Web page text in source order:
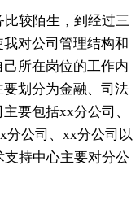
较陌生，到经过三
对公司管理结构和
所在岗位的工作内
划分为金融、司法
要包括xx分公司、
分公司、xx分公司以
持中心主要对分公